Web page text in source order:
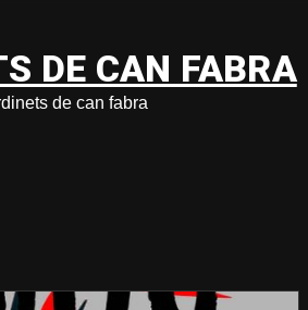
DE CAN FABRA
de can fabra